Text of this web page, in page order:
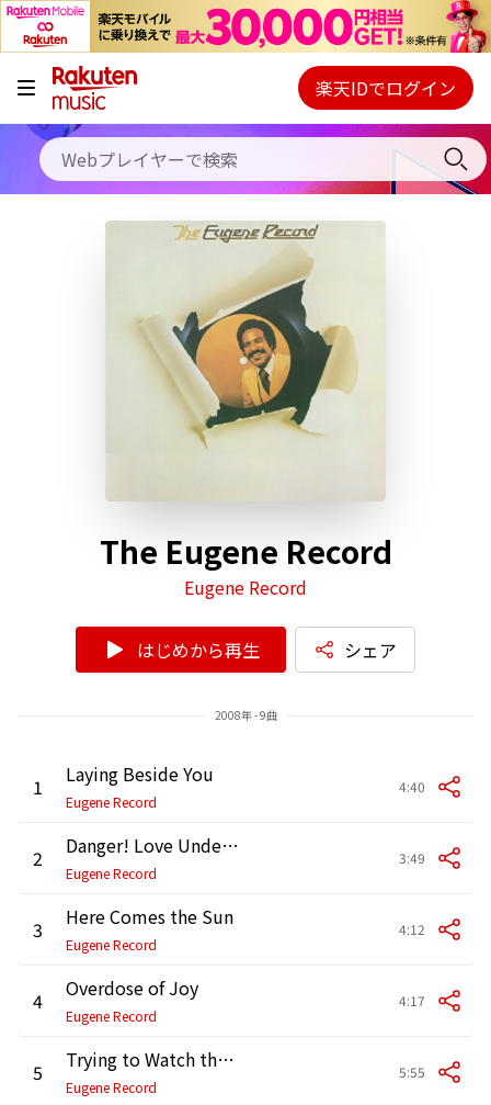
キャンペーン
料金プラン
使い方
Webプレイヤー
ご契約内容の確認・変更
楽天IDでログイン
The Eugene Record
Eugene Record
はじめから再生 シェア
2008年 - 9曲
1 Laying Beside You
Eugene Record
4:40
2 Danger! Love Under Pressure
Eugene Record
3:49
3 Here Comes the Sun
Eugene Record
4:12
4 Overdose of Joy
Eugene Record
4:17
5 Trying to Watch the Wind
Eugene Record
5:55